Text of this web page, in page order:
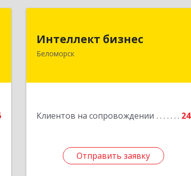
Интеллект бизнес
Беломорск
Клиентов на сопровождении 24
Отправить заявку
Отправить заявку